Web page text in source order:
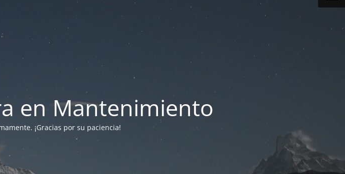
en Mantenimiento
¡Gracias por su paciencia!